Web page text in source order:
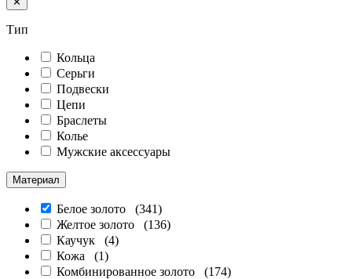
Тип
Кольца
Серьги
Подвески
Цепи
Браслеты
Колье
Мужские аксессуары
Материал
Белое золото (341)
Желтое золото (136)
Каучук (4)
Кожа (1)
Комбинированное золото (174)